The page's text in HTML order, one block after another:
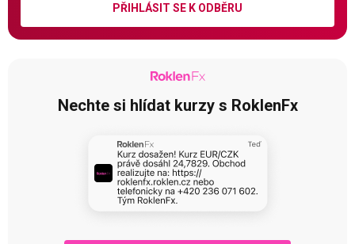
PŘIHLÁSIT SE K ODBĚRU
Nechte si hlídat kurzy s RoklenFx